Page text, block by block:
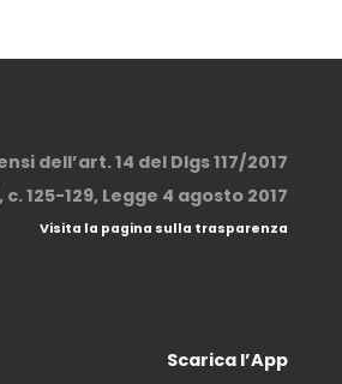
dell’art. 14 del Dlgs 117/2017
125-129, Legge 4 agosto 2017
Visita la pagina sulla trasparenza
Scarica l’App